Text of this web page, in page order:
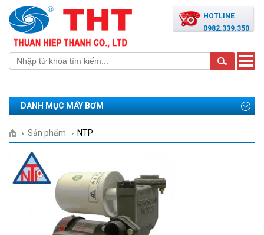
HOTLINE
0982.339.350
Toggle
DANH MỤC MÁY BƠM
Sản phẩm NTP